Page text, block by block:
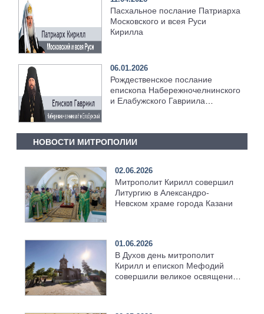
Пасхальное послание Патриарха
Московского и всея Руси
Кирилла
06.01.2026
Рождественское послание
епископа Набережночелнинского
и Елабужского Гавриила
НОВОСТИ МИТРОПОЛИИ
02.06.2026
Митрополит Кирилл совершил
Литургию в Александро-
Невском храме города Казани
01.06.2026
В Духов день митрополит
Кирилл и епископ Мефодий
совершили великое освящение